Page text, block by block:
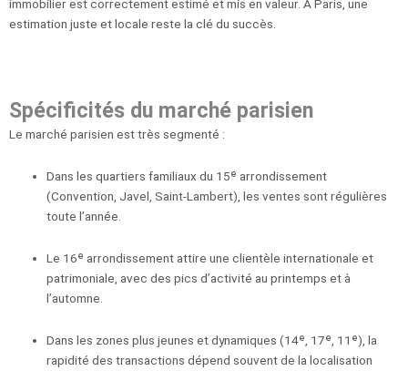
immobilier est correctement estimé et mis en valeur. À Paris, une
estimation juste et locale reste la clé du succès.
Spécificités du marché parisien
Le marché parisien est très segmenté :
Dans les quartiers familiaux du 15ᵉ arrondissement
(Convention, Javel, Saint-Lambert), les ventes sont régulières
toute l’année.
Le 16ᵉ arrondissement attire une clientèle internationale et
patrimoniale, avec des pics d’activité au printemps et à
l’automne.
Dans les zones plus jeunes et dynamiques (14ᵉ, 17ᵉ, 11ᵉ), la
rapidité des transactions dépend souvent de la localisation